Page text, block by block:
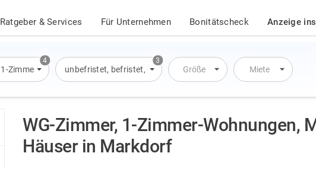
Ratgeber & Services Für Unternehmen Bonitätscheck Anzeige
4
1-Zimmer-Wohnung,Wohnung,Haus
3
unbefristet, befristet, Übernachtung
Größe Miete
WG-Zimmer, 1-Zimmer-Wohnungen,
Häuser in Markdorf